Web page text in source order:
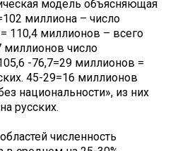
модель объясняющая
миллиона – число
110,4 миллионов – всего
миллионов число
-76,7=29 миллионов =
45-29=16 миллионов
национальности», из них
русских.
численность